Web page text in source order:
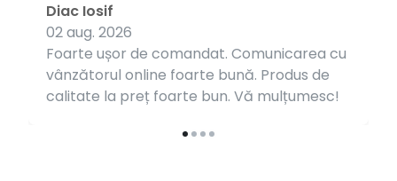
Foarte ușor de comandat. Comunicarea cu
vânzătorul online foarte bună. Produs de
calitate la preț foarte bun. Vă mulțumesc!
Diac Iosif
02 aug. 2026